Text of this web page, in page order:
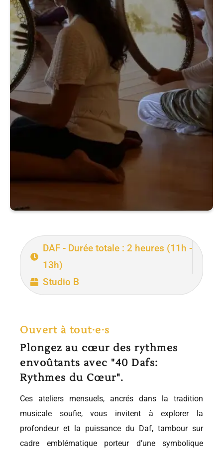
DAF - Durée totale : 2 heures (11h -
13h)
Studio B
Ouvert à tout·e·s
Plongez au cœur des rythmes
envoûtants avec "40 Dafs:
Rythmes du Cœur".
Ces ateliers mensuels, ancrés dans la tradition
musicale soufie, vous invitent à explorer la
profondeur et la puissance du Daf, tambour sur
cadre emblématique porteur d’une symbolique